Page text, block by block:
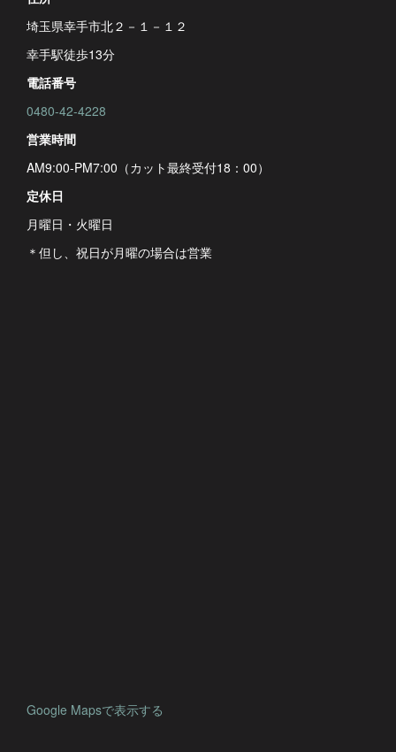
埼玉県幸手市北２－１－１２
幸手駅徒歩13分
電話番号
0480-42-4228
営業時間
AM9:00-PM7:00（カット最終受付18：00）
定休日
月曜日・火曜日
＊但し、祝日が月曜の場合は営業
Google Mapsで表示する